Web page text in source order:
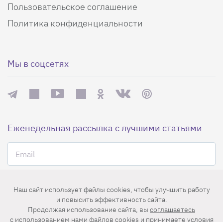
Пользовательское соглашение
Политика конфиденциальности
Мы в соцсетях
Еженедельная рассылка с лучшими статьями
Нажимая на кнопку «Подписаться», вы принимаете условия
пользовательского соглашения ,политики конфиденциальности и
Наш сайт использует файлы cookies, чтобы улучшить работу
и повысить эффективность сайта.
Продолжая использование сайта, вы соглашаетесь
c использованием нами файлов cookies и принимаете условия